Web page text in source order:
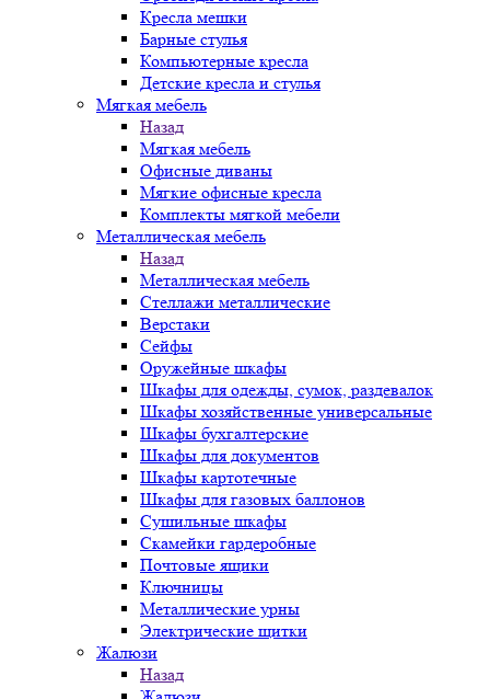
Кресла мешки
Барные стулья
Компьютерные кресла
Детские кресла и стулья
Мягкая мебель
Назад
Мягкая мебель
Офисные диваны
Мягкие офисные кресла
Комплекты мягкой мебели
Металлическая мебель
Назад
Металлическая мебель
Стеллажи металлические
Верстаки
Сейфы
Оружейные шкафы
Шкафы для одежды, сумок, раздевалок
Шкафы хозяйственные универсальные
Шкафы бухгалтерские
Шкафы для документов
Шкафы картотечные
Шкафы для газовых баллонов
Сушильные шкафы
Скамейки гардеробные
Почтовые ящики
Ключницы
Металлические урны
Электрические щитки
Жалюзи
Назад